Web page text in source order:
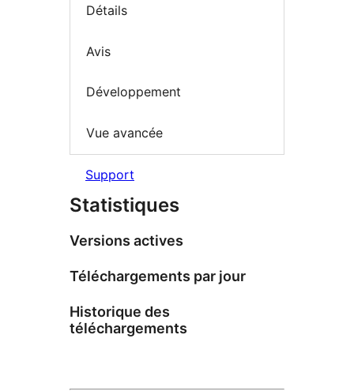
Détails
Avis
Développement
Vue avancée
Support
Statistiques
Versions actives
Téléchargements par jour
Historique des
téléchargements